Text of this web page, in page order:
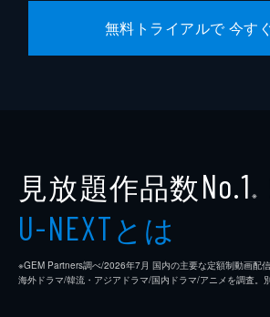
無料トライアルで 今す
見放題作品数No.1 ※
U-NEXTとは
※GEM Partners調べ/2026年7⽉ 国内の主要な定額制動画配
海外ドラマ/韓流・アジアドラマ/国内ドラマ/アニメを調査。